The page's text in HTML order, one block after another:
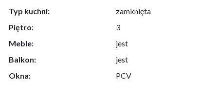
Typ kuchni:
zamknięta
Piętro:
3
Meble:
jest
Balkon:
jest
Okna:
PCV